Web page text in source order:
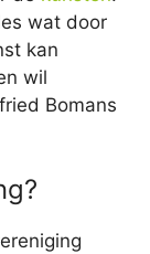
wat door
kan
wil
Bomans